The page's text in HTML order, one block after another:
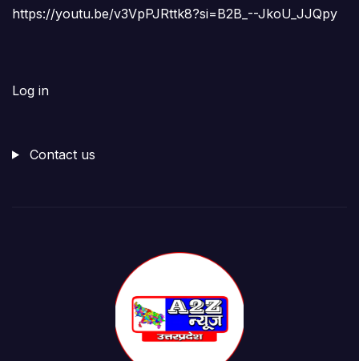
https://youtu.be/v3VpPJRttk8?si=B2B_--JkoU_JJQpy
Log in
Contact us